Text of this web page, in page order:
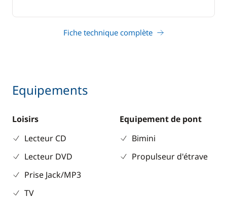
Fiche technique complète
Equipements
Loisirs
Lecteur CD
Lecteur DVD
Prise Jack/MP3
TV
Equipement de pont
Bimini
Propulseur d'étrave